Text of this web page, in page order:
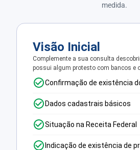
medida.
Visão Inicial
Complemente a sua consulta
possui algum protesto com bancos e
Confirmação de existência
Dados cadastrais básicos
Situação na Receita Federal
Indicação de existência de